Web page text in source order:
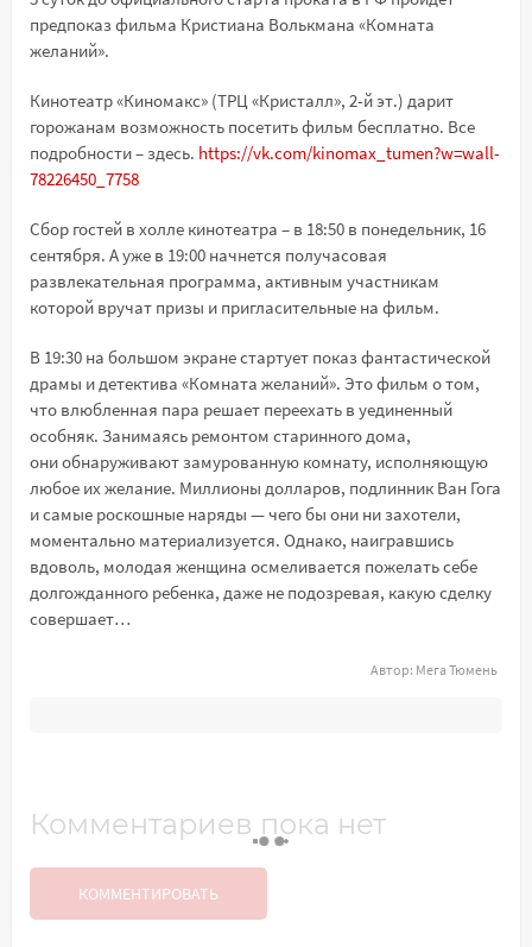
предпоказ фильма Кристиана Волькмана «Комната
желаний».
Кинотеатр «Киномакс» (ТРЦ «Кристалл», 2-й эт.) дарит
горожанам возможность посетить фильм бесплатно. Все
подробности – здесь. https://vk.com/kinomax_tumen?w=wall-
78226450_7758
Сбор гостей в холле кинотеатра – в 18:50 в понедельник, 16
сентября. А уже в 19:00 начнется получасовая
развлекательная программа, активным участникам
которой вручат призы и пригласительные на фильм.
В 19:30 на большом экране стартует показ фантастической
драмы и детектива «Комната желаний». Это фильм о том,
что влюбленная пара решает переехать в уединенный
особняк. Занимаясь ремонтом старинного дома,
они обнаруживают замурованную комнату, исполняющую
любое их желание. Миллионы долларов, подлинник Ван Гога
и самые роскошные наряды — чего бы они ни захотели,
моментально материализуется. Однако, наигравшись
вдоволь, молодая женщина осмеливается пожелать себе
долгожданного ребенка, даже не подозревая, какую сделку
совершает…
Автор: Мега Тюмень
Комментариев пока нет
КОММЕНТИРОВАТЬ